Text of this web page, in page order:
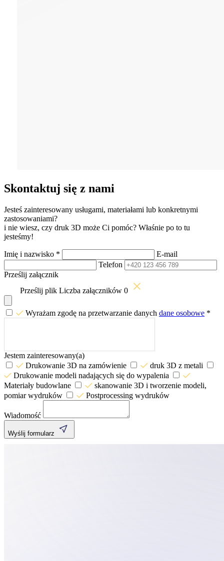
Skontaktuj się z nami
Jesteś zainteresowany usługami, materiałami lub konkretnymi
zastosowaniami?
i nie wiesz, czy druk 3D może Ci pomóc? Właśnie po to tu
jesteśmy!
Imię i nazwisko *
E-mail
Telefon
Prześlij załącznik
Prześlij plik Liczba załączników 0
Wyrażam zgodę na przetwarzanie danych dane osobowe *
Jestem zainteresowany(a)
Drukowanie 3D na zamówienie
druk 3D z metali
Drukowanie modeli nadających się do wypalenia
Materiały budowlane
skanowanie 3D i tworzenie modeli,
pomiar wydruków
Postprocessing wydruków
Wiadomość
Wyślij formularz